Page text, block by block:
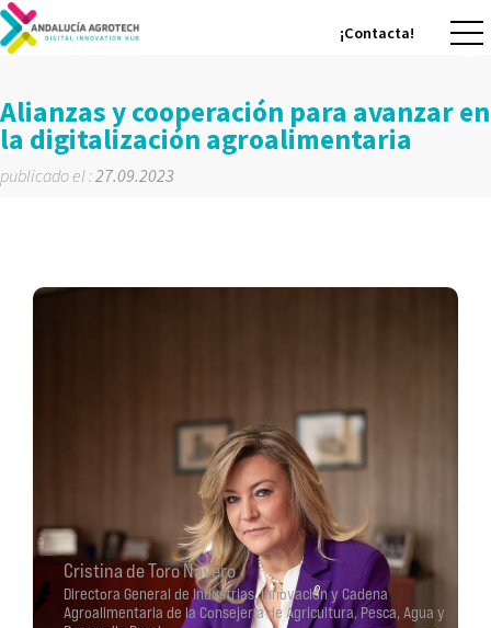
¡Contacta!
Alianzas y cooperación para avanzar en
la digitalización agroalimentaria
publicado el :27.09.2023
Cristina de Toro Navero
Directora General de Industrias, Innovación y Cadena
Agroalimentaria de la Consejería de Agricultura, Pesca, Agua y